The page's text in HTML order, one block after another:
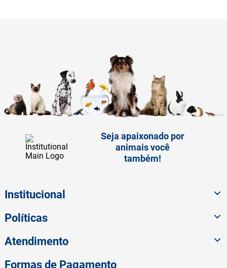
Seja apaixonado por
animais você
também!
Institucional
Políticas
Atendimento
Formas de Pagamento